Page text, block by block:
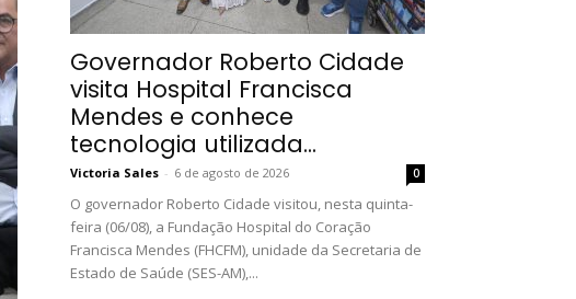
Governador Roberto Cidade
visita Hospital Francisca
Mendes e conhece
tecnologia utilizada...
Victoria Sales - 6 de agosto de 2026 0
O governador Roberto Cidade visitou, nesta quinta-
feira (06/08), a Fundação Hospital do Coração
Francisca Mendes (FHCFM), unidade da Secretaria de
Estado de Saúde (SES-AM),...